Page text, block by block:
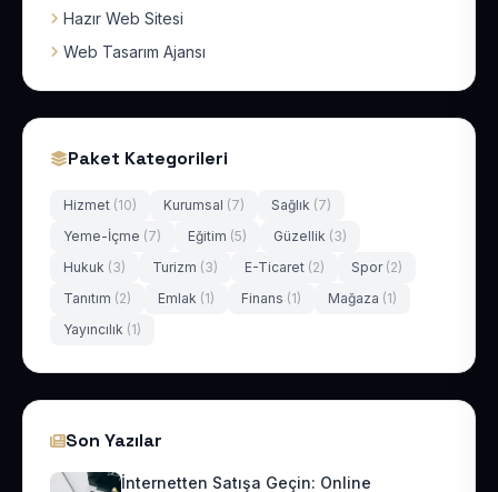
Hazır Web Sitesi
Web Tasarım Ajansı
Paket Kategorileri
Hizmet (10) Kurumsal (7) Sağlık (7)
Yeme-İçme (7) Eğitim (5) Güzellik (3)
Hukuk (3) Turizm (3) E-Ticaret (2) Spor (2)
Tanıtım (2) Emlak (1) Finans (1) Mağaza (1)
Yayıncılık (1)
Son Yazılar
İnternetten Satışa Geçin: Online